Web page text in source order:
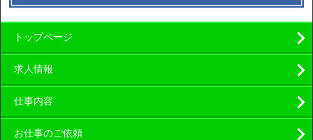
トップページ
求人情報
仕事内容
お仕事のご依頼